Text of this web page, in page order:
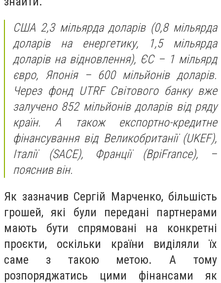
США 2,3 мільярда доларів (0,8 мільярда
доларів на енергетику, 1,5 мільярда
доларів на відновлення), ЄС – 1 мільярд
євро, Японія – 600 мільйонів доларів.
Через фонд UTRF Світового банку вже
залучено 852 мільйонів доларів від ряду
країн. А також експортно-кредитне
фінансування від Великобританії (UKEF),
Італії (SACE), Франції (BpiFrance), –
пояснив він.
Як зазначив Сергій Марченко, більшість
грошей, які були передані партнерами
мають бути спрямовані на конкретні
проєкти, оскільки країни виділяли їх
саме з такою метою. А тому
розпоряджатись цими фінансами як